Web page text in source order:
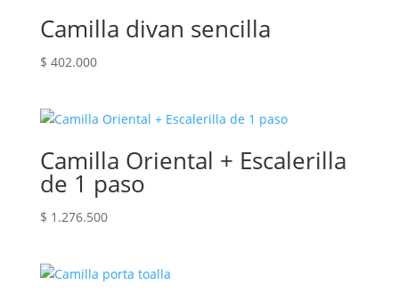
Camilla divan sencilla
$ 402.000
Camilla Oriental + Escalerilla
de 1 paso
$ 1.276.500